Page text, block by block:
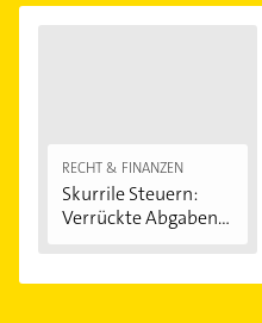
RECHT & FINANZEN
Skurrile Steuern:
Verrückte Abgaben...